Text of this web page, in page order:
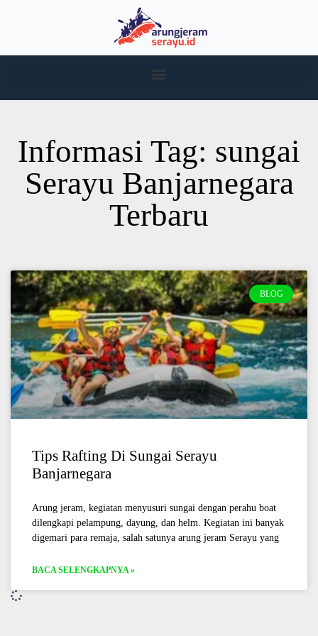
Informasi Tag: sungai
Serayu Banjarnegara
Terbaru
BLOG
Tips Rafting Di Sungai Serayu
Banjarnegara
Arung jeram, kegiatan menyusuri sungai dengan perahu boat
dilengkapi pelampung, dayung, dan helm. Kegiatan ini banyak
digemari para remaja, salah satunya arung jeram Serayu yang
BACA SELENGKAPNYA »